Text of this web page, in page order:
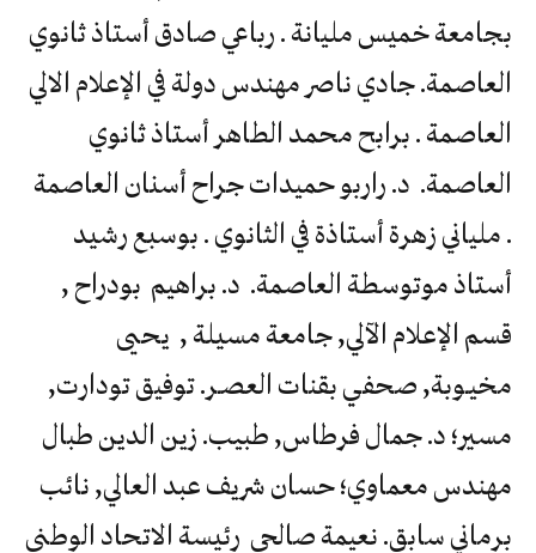
بجامعة خميس مليانة . رباعي صادق أستاذ ثانوي
العاصمة. جادي ناصر مهندس دولة في الإعلام الالي
العاصمة . برابح محمد الطاهر أستاذ ثانوي
العاصمة. د. راربو حميدات جراح أسنان العاصمة
. ملياني زهرة أستاذة في الثانوي . بوسبع رشيد
أستاذ موتوسطة العاصمة. د. براهيم بودراح ,
قسم الإعلام الآلي, جامعة مسيلة , يحيى
مخيـوبة, صحفي بقنات العصـر. توفيق تودارت,
مسير؛ د. جمال فرطاس, طبيب. زين الدين طبال
مهندس معماوي؛ حسان شريف عبد العالي, نائب
برماني سابق. نعيمة صالحي رئيسة الاتحاد الوطني